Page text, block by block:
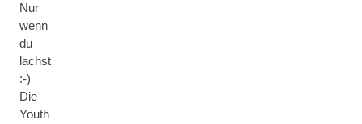
Nur
wenn
du
lachst
:-)
Die
Youth